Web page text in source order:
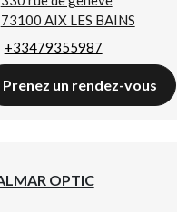
73100 AIX LES BAINS
+33479355987
Prenez un rendez-vous
OPTIC